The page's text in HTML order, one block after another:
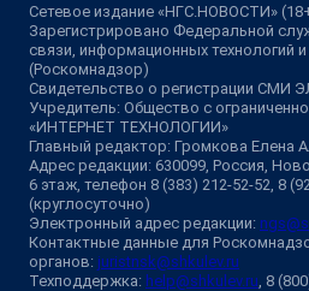
Сетевое издание «НГС.НОВОСТИ»
Зарегистрировано Федеральной
связи, информационных технологий
(Роскомнадзор)
Свидетельство о регистрации СМИ
Учредитель: Общество с
«ИНТЕРНЕТ ТЕХНОЛОГИИ»
Главный редактор: Громкова Елена
Адрес редакции: 630099, Россия,
6 этаж, телефон 8 (383) 212-52-52, 8
(круглосуточно)
Электронный адрес редакции:
Контактные данные для
органов: juristnsk@shkulev.ru
Техподдержка: help@shkulev.ru , 8